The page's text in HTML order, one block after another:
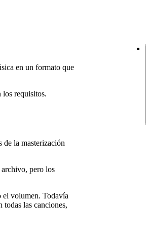
en un formato que
los requisitos.
de la masterización
pero los
el volumen. Todavía
las canciones,